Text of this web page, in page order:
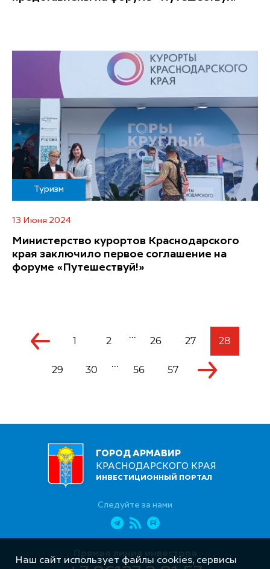
Туризм
13 Июня 2024
Министерство курортов Краснодарского
края заключило первое соглашение на
форуме «Путешествуй!»
1 2 ... 26 27 28
29 30 ... 56 57
ГОРОД АРМАВИР
КРАСНОДАРСКОГО КРАЯ
ИНВЕСТИЦИОННЫЙ ПОРТАЛ
Следуйте за нами
Прямая линия инвестора
Наш сайт использует файлы cookies, сервисы